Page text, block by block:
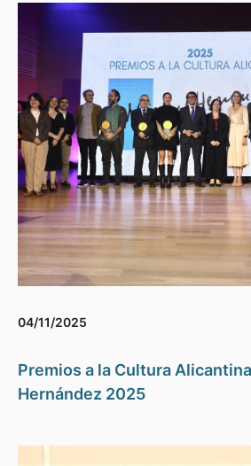
04/11/2025
Premios a la Cultura
Hernández 2025